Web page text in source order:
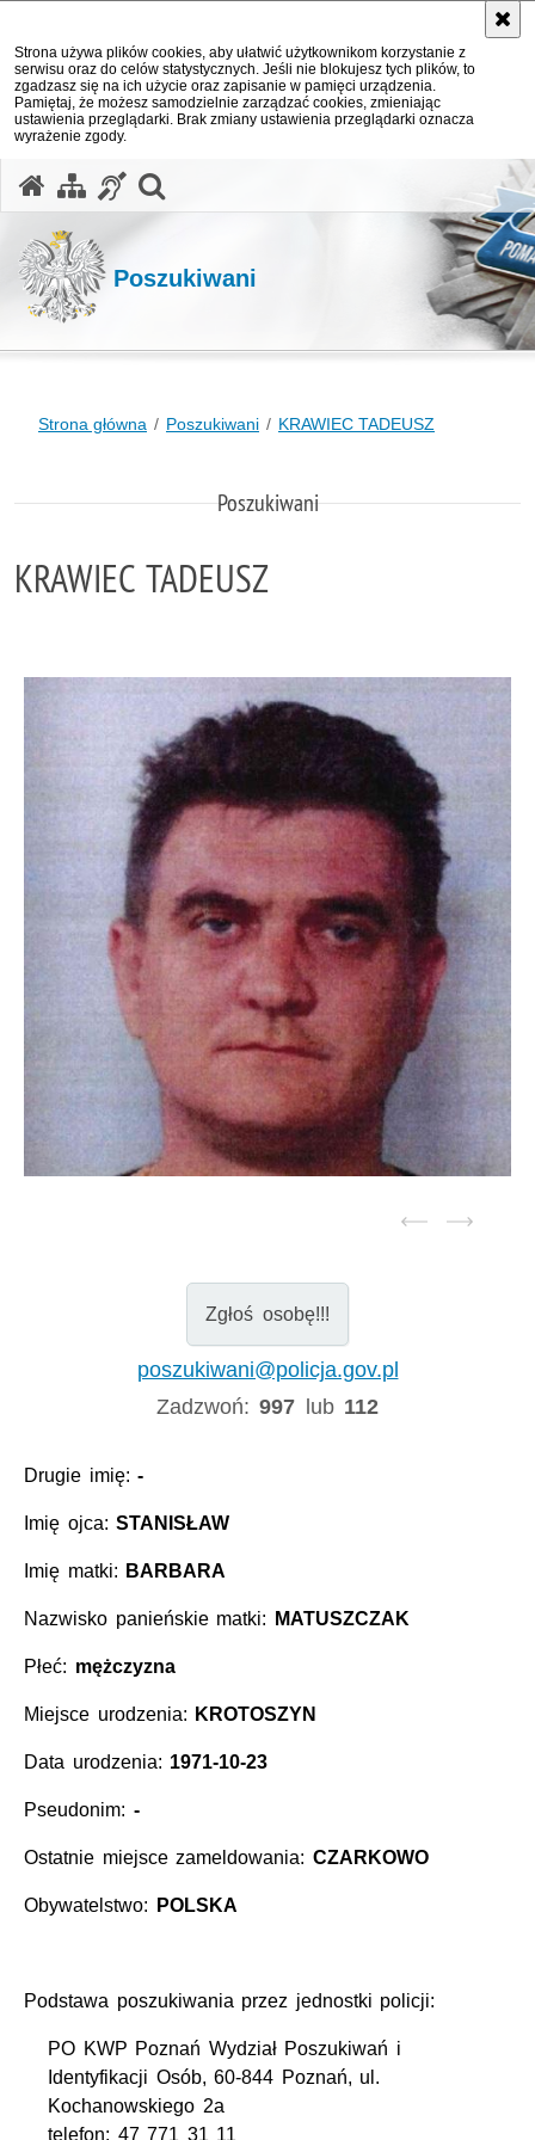
Strona używa plików cookies, aby ułatwić użytkownikom korzystanie z
serwisu oraz do celów statystycznych. Jeśli nie blokujesz tych plików, to
zgadzasz się na ich użycie oraz zapisanie w pamięci urządzenia.
Pamiętaj, że możesz samodzielnie zarządzać cookies, zmieniając
ustawienia przeglądarki. Brak zmiany ustawienia przeglądarki oznacza
wyrażenie zgody.
Poszukiwani
Strona główna Poszukiwani KRAWIEC TADEUSZ
Poszukiwani
KRAWIEC TADEUSZ
Zgłoś osobę!!!
poszukiwani@policja.gov.pl
Zadzwoń:997 lub 112
Drugie imię:-
Imię ojca:STANISŁAW
Imię matki: BARBARA
Nazwisko panieńskie matki: MATUSZCZAK
Płeć: mężczyzna
Miejsce urodzenia: KROTOSZYN
Data urodzenia: 1971-10-23
Pseudonim: -
Ostatnie miejsce zameldowania: CZARKOWO
Obywatelstwo: POLSKA
Podstawa poszukiwania przez jednostki policji:
PO KWP Poznań Wydział Poszukiwań i
Identyfikacji Osób, 60-844 Poznań, ul.
Kochanowskiego 2a
telefon: 47 771 31 11